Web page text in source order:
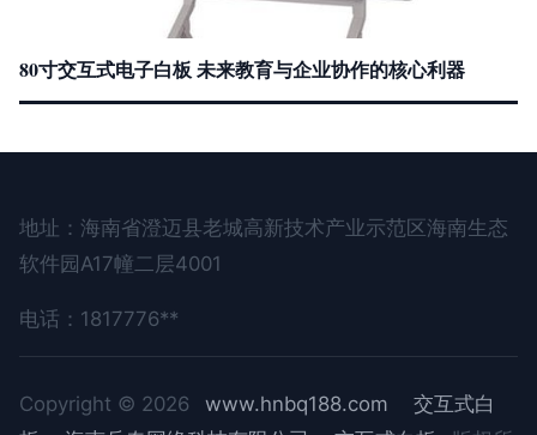
80寸交互式电子白板 未来教育与企业协作的核心利器
地址：海南省澄迈县老城高新技术产业示范区海南生态
软件园A17幢二层4001
电话：1817776**
Copyright © 2026 www.hnbq188.com
交互式白